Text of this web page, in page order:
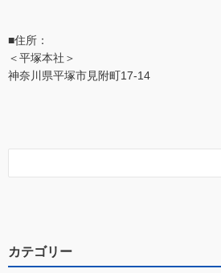
■住所：
＜平塚本社＞
神奈川県平塚市見附町17-14
カテゴリー